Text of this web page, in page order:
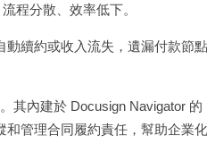
程分散、效率低下。
續約或收入流失，遺漏付款節點
其內建於 Docusign Navigator 的
管理合同履約責任，幫助企業化